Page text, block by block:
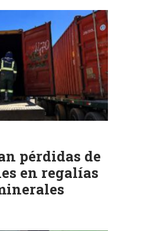
pérdidas de
en regalías